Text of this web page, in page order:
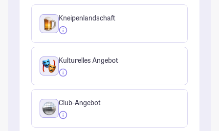
Kneipenlandschaft
Kulturelles Angebot
Club-Angebot